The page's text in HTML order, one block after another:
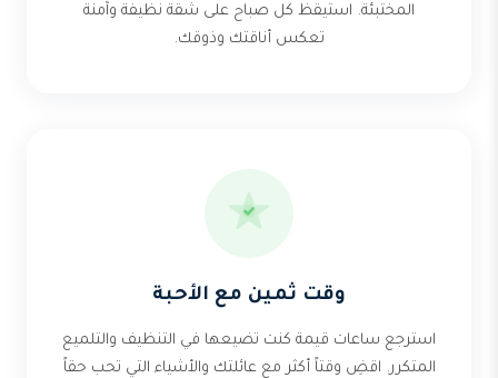
المختبئة. استيقظ كل صباح على شقة نظيفة وآمنة
تعكس أناقتك وذوقك.
وقت ثمين مع الأحبة
استرجع ساعات قيمة كنت تضيعها في التنظيف والتلميع
المتكرر. اقضِ وقتاً أكثر مع عائلتك والأشياء التي تحب حقاً